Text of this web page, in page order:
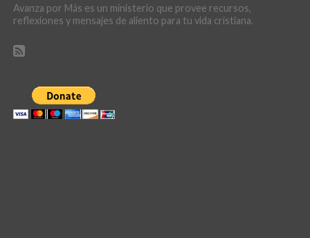
Avanza por Más es un ministerio que provee recursos,
reflexiones y mensajes de aliento para tu vida cristiana.